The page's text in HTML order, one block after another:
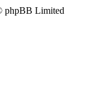
phpBB Limited